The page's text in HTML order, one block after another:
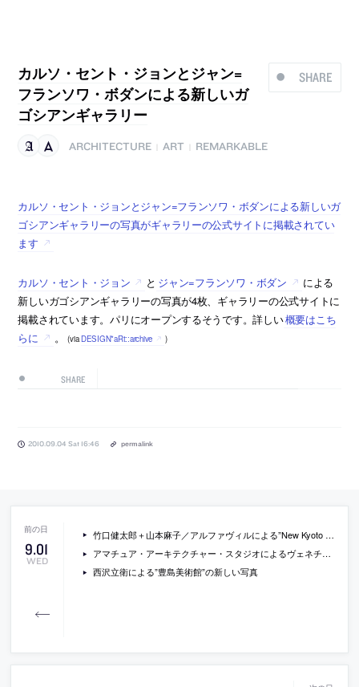
SHARE
カルソ・セント・ジョンとジャン=
フランソワ・ボダンによる新しいガ
ゴシアンギャラリー
ARCHITECTURE ART REMARKABLE
カルソ・セント・ジョンとジャン=フランソワ・ボダンによる新しいガ
ゴシアンギャラリーの写真がギャラリーの公式サイトに掲載されてい
ます
カルソ・セント・ジョン と ジャン=フランソワ・ボダン
による
新しいガゴシアンギャラリーの写真が4枚、ギャラリーの公式サイトに
掲載されています。パリにオープンするそうです。詳しい概要はこち
らに
。(viaDESIGN*aRt::archive )
SHARE
2010.09.04 Sat 16:46 permalink
9.01
WED
竹口健太郎＋山本麻子／アルファヴィルによる”New Kyoto Town House”
アマチュア・アーキテクチャー・スタジオによるヴェネチア・ビエンナーレ国際建築展のインスタレーションの写真
西沢立衛による”豊島美術館”の新しい写真